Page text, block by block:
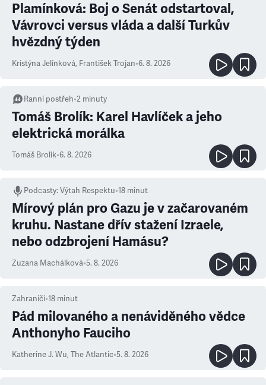
Plamínková: Boj o Senát odstartoval,
Vávrovci versus vláda a další Turkův
hvězdný týden
Kristýna Jelínková, František Trojan•6. 8. 2026
Ranní postřeh•2 minuty
Tomáš Brolík: Karel Havlíček a jeho
elektrická morálka
Tomáš Brolík•6. 8. 2026
Podcasty:Výtah Respektu•18 minut
Mírový plán pro Gazu je v začarovaném
kruhu. Nastane dřív stažení Izraele,
nebo odzbrojení Hamásu?
Zuzana Machálková•5. 8. 2026
Zahraničí•18 minut
Pád milovaného a nenáviděného vědce
Anthonyho Fauciho
Katherine J. Wu, The Atlantic•5. 8. 2026